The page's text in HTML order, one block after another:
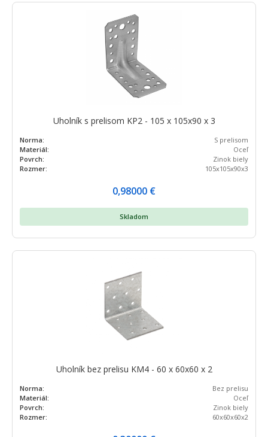
Uholník s prelisom KP2 - 105 x 105x90 x 3
Norma:
S prelisom
Materiál:
Oceľ
Povrch:
Zinok biely
Rozmer:
105x105x90x3
0,98000 €
Skladom
Uholník bez prelisu KM4 - 60 x 60x60 x 2
Norma:
Bez prelisu
Materiál:
Oceľ
Povrch:
Zinok biely
Rozmer:
60x60x60x2